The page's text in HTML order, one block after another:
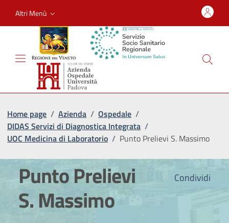
Altri Menù
Home page / Azienda / Ospedale /
DIDAS Servizi di Diagnostica Integrata /
UOC Medicina di Laboratorio / Punto Prelievi S. Massimo
Condividi
Punto Prelievi
S. Massimo